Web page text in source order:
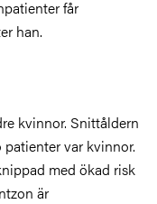
får
han.
kvinnor. Snittåldern
var kvinnor.
med ökad risk
är